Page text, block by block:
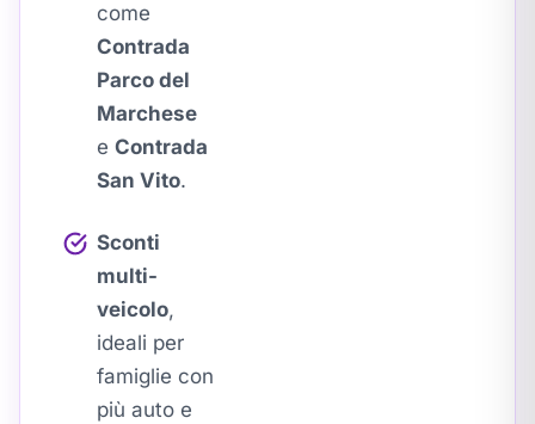
come
Contrada
Parco del
Marchese
e Contrada
San Vito.
Sconti
multi-
veicolo,
ideali per
famiglie con
più auto e